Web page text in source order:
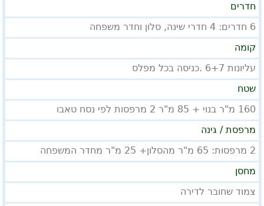
חדרים
6 חדרים: 4 חדרי שינה, סלון וחדר משפחה
קומה
עליונות 6+7 .כניסה בכל מפלס
שטח
160 מ"ר בנוי + 85 מ"ר 2 מרפסות לפי נסח טאבו
מרפסת / גינה
2 מרפסות: 65 מ"ר מהסלון+ 25 מ"ר מחדר המשפחה
מחסן
צמוד שחובר לדירה